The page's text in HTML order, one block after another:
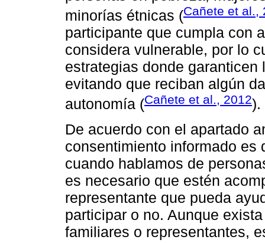
minorías étnicas (Cañete et al.,
participante que cumpla con
considera vulnerable, por lo
estrategias donde
evitando que reciban algún
autonomía (Cañete et al., 2012).
De acuerdo con el apartado
consentimiento informado es
cuando hablamos de
es necesario que estén
representante que pueda
participar o no. Aunque
familiares o representantes,